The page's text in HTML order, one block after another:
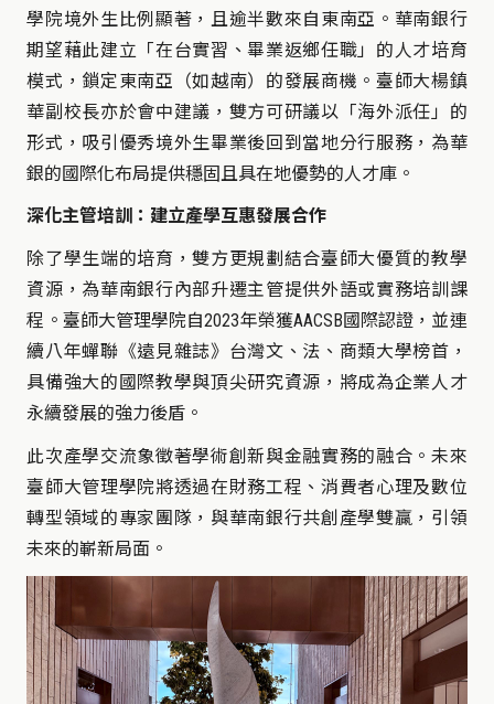
學院境外生比例顯著，且逾半數來自東南亞。華南銀行
期望藉此建立「在台實習、畢業返鄉任職」的人才培育
模式，鎖定東南亞（如越南）的發展商機。臺師大楊鎮
華副校長亦於會中建議，雙方可研議以「海外派任」的
形式，吸引優秀境外生畢業後回到當地分行服務，為華
銀的國際化布局提供穩固且具在地優勢的人才庫。
深化主管培訓：建立產學互惠發展合作
除了學生端的培育，雙方更規劃結合臺師大優質的教學
資源，為華南銀行內部升遷主管提供外語或實務培訓課
程。臺師大管理學院自2023年榮獲AACSB國際認證，並連
續八年蟬聯《遠見雜誌》台灣文、法、商類大學榜首，
具備強大的國際教學與頂尖研究資源，將成為企業人才
永續發展的強力後盾。
此次產學交流象徵著學術創新與金融實務的融合。未來
臺師大管理學院將透過在財務工程、消費者心理及數位
轉型領域的專家團隊，與華南銀行共創產學雙贏，引領
未來的嶄新局面。